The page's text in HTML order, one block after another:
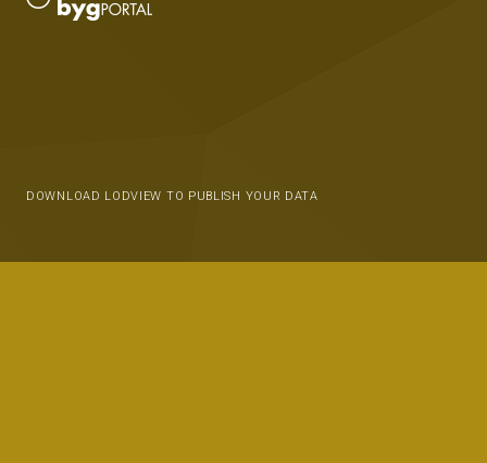
DOWNLOAD LODVIEW TO PUBLISH YOUR DATA